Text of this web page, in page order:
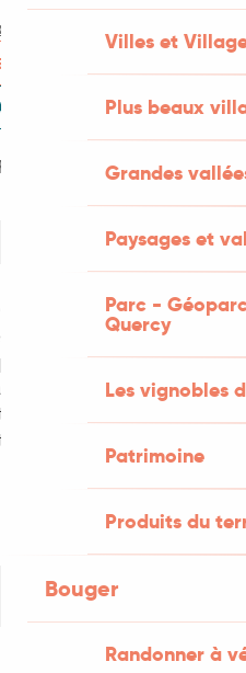
Villes et
Plus beaux
Grandes
Paysages et
Parc -
Quercy
Les vignobles
Patrimoine
Produits du
Bouger
Randonner à
35 57
NOUS
boutique de produits du
avec un large choix
également des
de charcuterie,
gourmandises
Et bien sûr tout